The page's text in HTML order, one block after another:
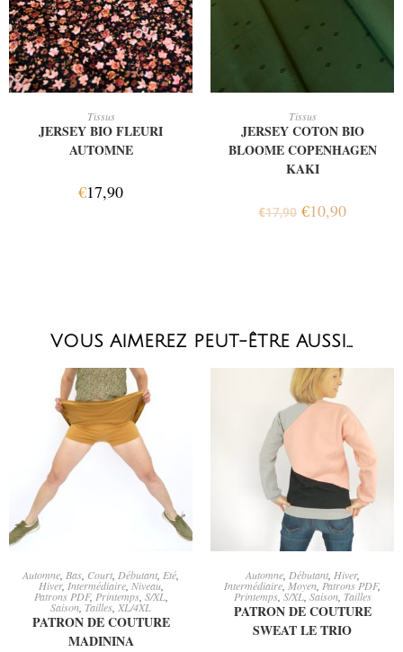
Tissus
JERSEY BIO FLEURI
AUTOMNE
€17,90
Tissus
JERSEY COTON BIO
BLOOME COPENHAGEN
KAKI
€17,90 €10,90
VOUS AIMEREZ PEUT-ÊTRE AUSSI…
AJOUTER AU PANIER
Automne, Bas, Court, Débutant, Eté,
Hiver, Intermédiaire, Niveau,
Patrons PDF, Printemps, S/XL,
Saison, Tailles, XL/4XL
PATRON DE COUTURE
MADININA
CHOIX DES OPTIONS
Automne, Débutant, Hiver,
Intermédiaire, Moyen, Patrons PDF,
Printemps,S/XL, Saison, Tailles
PATRON DE COUTURE
SWEAT LE TRIO